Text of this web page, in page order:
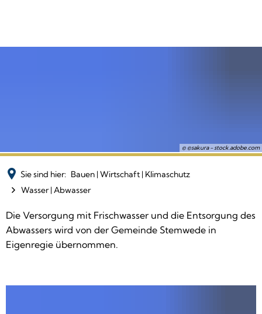
© ©sakura - stock.adobe.com
Sie sind hier: Bauen | Wirtschaft | Klimaschutz
Wasser | Abwasser
Wasser
Die Versorgung mit Frischwasser und die Entsorgung des
Abwassers wird von der Gemeinde Stemwede in
Eigenregie übernommen.